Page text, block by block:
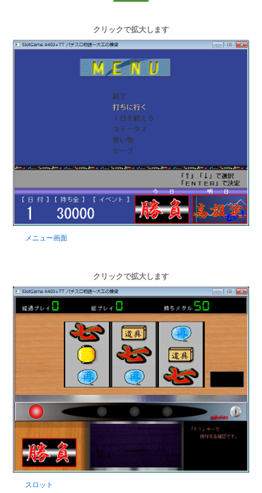
クリックで拡大します
メニュー画面
クリックで拡大します
スロット